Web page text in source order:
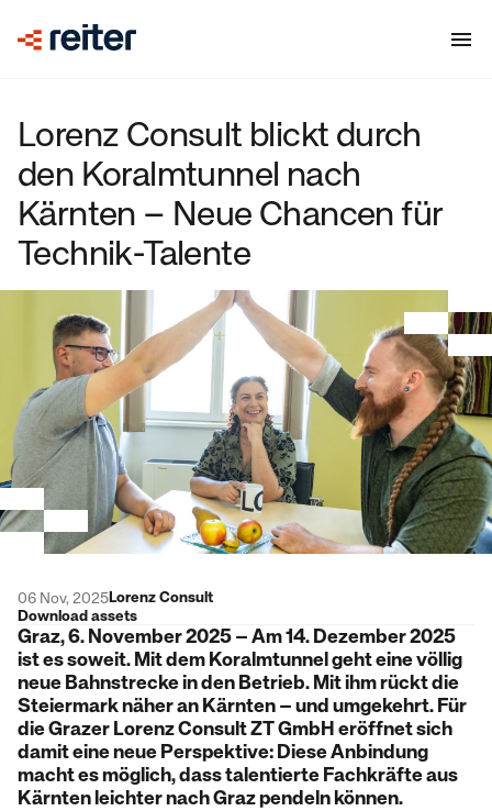
Lorenz Consult blickt durch
den Koralmtunnel nach
Kärnten – Neue Chancen für
Technik-Talente
06 Nov, 2025Lorenz Consult
Download assets
Graz, 6. November 2025 – Am 14. Dezember 2025
ist es soweit. Mit dem Koralmtunnel geht eine völlig
neue Bahnstrecke in den Betrieb. Mit ihm rückt die
Steiermark näher an Kärnten – und umgekehrt. Für
die Grazer Lorenz Consult ZT GmbH eröffnet sich
damit eine neue Perspektive: Diese Anbindung
macht es möglich, dass talentierte Fachkräfte aus
Kärnten leichter nach Graz pendeln können.